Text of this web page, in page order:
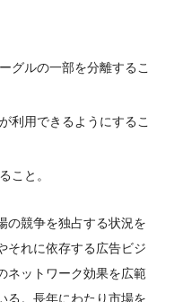
グルの一部を分離するこ
利用できるようにするこ
こと。
の競争を独占する状況を
それに依存する広告ビジ
ネットワーク効果を広範
る。長年にわたり市場を